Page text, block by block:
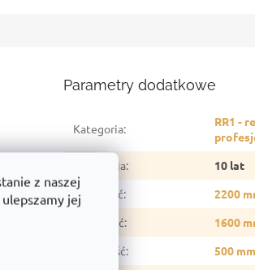
z naszej
jej
Parametry dodatkowe
Kategoria:
RR1 -
Gwarancja:
10 lat
Wysokość:
2200
Szerokość:
1600
Głębokość:
500 mm